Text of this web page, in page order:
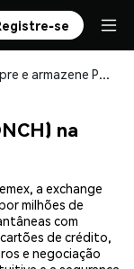
se
Compre e armazene Ponchiqs (PONCH) com segurança
na
a exchange
milhões de
com
de crédito,
e negociação